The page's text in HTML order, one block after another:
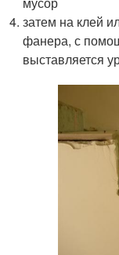
затем на клей
фанера, с
выставляется